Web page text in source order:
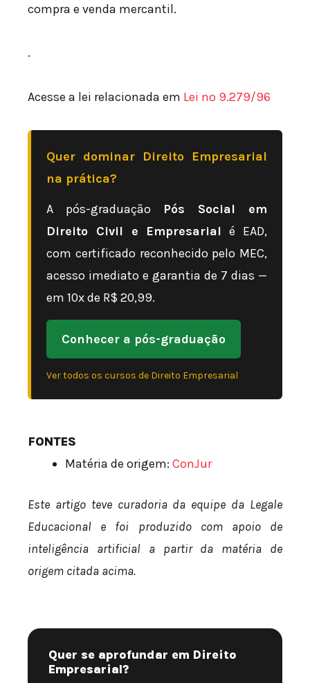
compra e venda mercantil.
.
Acesse a lei relacionada em Lei nº 9.279/96
Quer dominar Direito Empresarial
na prática?
A pós-graduação Pós Social em
Direito Civil e Empresarial é EAD,
com certificado reconhecido pelo MEC,
acesso imediato e garantia de 7 dias —
em 10x de R$ 20,99.
Conhecer a pós-graduação
Ver todos os cursos de Direito Empresarial
FONTES
Matéria de origem: ConJur
Este artigo teve curadoria da equipe da Legale
Educacional e foi produzido com apoio de
inteligência artificial a partir da matéria de
origem citada acima.
Quer se aprofundar em Direito
Empresarial?